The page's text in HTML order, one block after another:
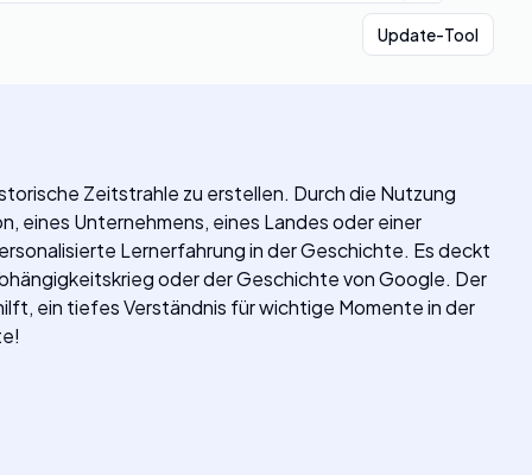
Update-Tool
Zeitstrahle zu erstellen. Durch die Nutzung
eines Unternehmens, eines Landes oder einer
Lernerfahrung in der Geschichte. Es deckt
oder der Geschichte von Google. Der
ein tiefes Verständnis für wichtige Momente in der